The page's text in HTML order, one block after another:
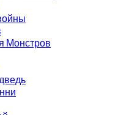
Монстров